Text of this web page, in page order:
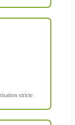
stricte